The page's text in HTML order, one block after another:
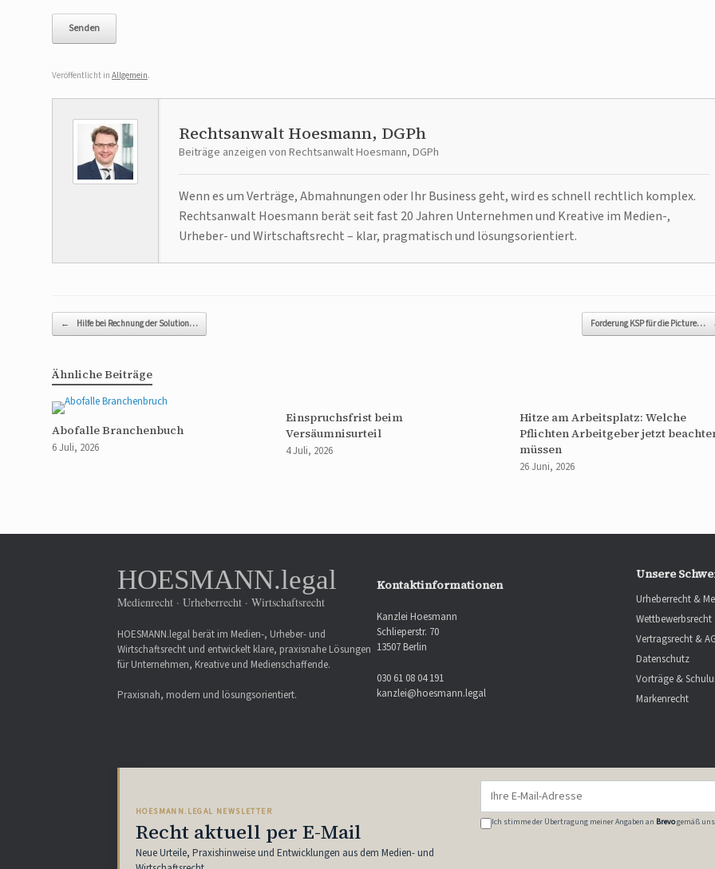
Veröffentlicht in Allgemein.
Rechtsanwalt Hoesmann, DGPh
Beiträge anzeigen von Rechtsanwalt Hoesmann, DGPh
Wenn es um Verträge, Abmahnungen oder Ihr Business geht, wird es schnell rechtlich komplex.
Rechtsanwalt Hoesmann berät seit fast 20 Jahren Unternehmen und Kreative im Medien-,
Urheber- und Wirtschaftsrecht – klar, pragmatisch und lösungsorientiert.
Beitragsnavigation
← Hilfe bei Rechnung der Solution… Forderung KSP für die Picture…
Ähnliche Beiträge
Abofalle Branchenbuch
6 Juli, 2026
Einspruchsfrist beim
Versäumnisurteil
4 Juli, 2026
Hitze am Arbeitsplatz: Welche
Pflichten Arbeitgeber jetzt
müssen
26 Juni, 2026
HOESMANN.legal
Medienrecht · Urheberrecht · Wirtschaftsrecht
HOESMANN.legal berät im Medien-, Urheber- und
Wirtschaftsrecht und entwickelt klare, praxisnahe Lösungen
für Unternehmen, Kreative und Medienschaffende.
Praxisnah, modern und lösungsorientiert.
Kontaktinformationen
Kanzlei Hoesmann
Schlieperstr. 70
13507 Berlin
030 61 08 04 191
kanzlei@hoesmann.legal
Unsere
Urheberrecht &
Wettbewerbsrecht
Vertragsrecht &
Datenschutz
Vorträge &
Markenrecht
HOESMANN.LEGAL NEWSLETTER
Recht aktuell per E-Mail
Neue Urteile, Praxishinweise und Entwicklungen aus dem Medien- und
Ich stimme der Übertragung meiner Angaben an Brevogemäß